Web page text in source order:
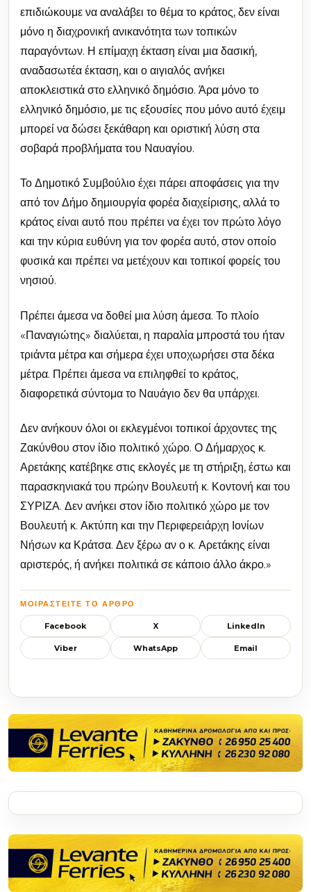
επιδιώκουμε να αναλάβει το θέμα το κράτος, δεν είναι
μόνο η διαχρονική ανικανότητα των τοπικών
παραγόντων. Η επίμαχη έκταση είναι μια δασική,
αναδασωτέα έκταση, και ο αιγιαλός ανήκει
αποκλειστικά στο ελληνικό δημόσιο. Άρα μόνο το
ελληνικό δημόσιο, με τις εξουσίες που μόνο αυτό έχειμ
μπορεί να δώσει ξεκάθαρη και οριστική λύση στα
σοβαρά προβλήματα του Ναυαγίου.
Το Δημοτικό Συμβούλιο έχει πάρει αποφάσεις για την
από τον Δήμο δημιουργία φορέα διαχείρισης, αλλά το
κράτος είναι αυτό που πρέπει να έχει τον πρώτο λόγο
και την κύρια ευθύνη για τον φορέα αυτό, στον οποίο
φυσικά και πρέπει να μετέχουν και τοπικοί φορείς του
νησιού.
Πρέπει άμεσα να δοθεί μια λύση άμεσα. Το πλοίο
«Παναγιώτης» διαλύεται, η παραλία μπροστά του ήταν
τριάντα μέτρα και σήμερα έχει υποχωρήσει στα δέκα
μέτρα. Πρέπει άμεσα να επιληφθεί το κράτος,
διαφορετικά σύντομα το Ναυάγιο δεν θα υπάρχει.
Δεν ανήκουν όλοι οι εκλεγμένοι τοπικοί άρχοντες της
Ζακύνθου στον ίδιο πολιτικό χώρο. Ο Δήμαρχος κ.
Αρετάκης κατέβηκε στις εκλογές με τη στήριξη, έστω και
παρασκηνιακά του πρώην Βουλευτή κ. Κοντονή και του
ΣΥΡΙΖΑ. Δεν ανήκει στον ίδιο πολιτικό χώρο με τον
Βουλευτή κ. Ακτύπη και την Περιφερειάρχη Ιονίων
Νήσων κα Κράτσα. Δεν ξέρω αν ο κ. Αρετάκης είναι
αριστερός, ή ανήκει πολιτικά σε κάποιο άλλο άκρο.»
ΜΟΙΡΑΣΤΕΊΤΕ ΤΟ ΆΡΘΡΟ
Facebook X LinkedIn
Viber WhatsApp Email